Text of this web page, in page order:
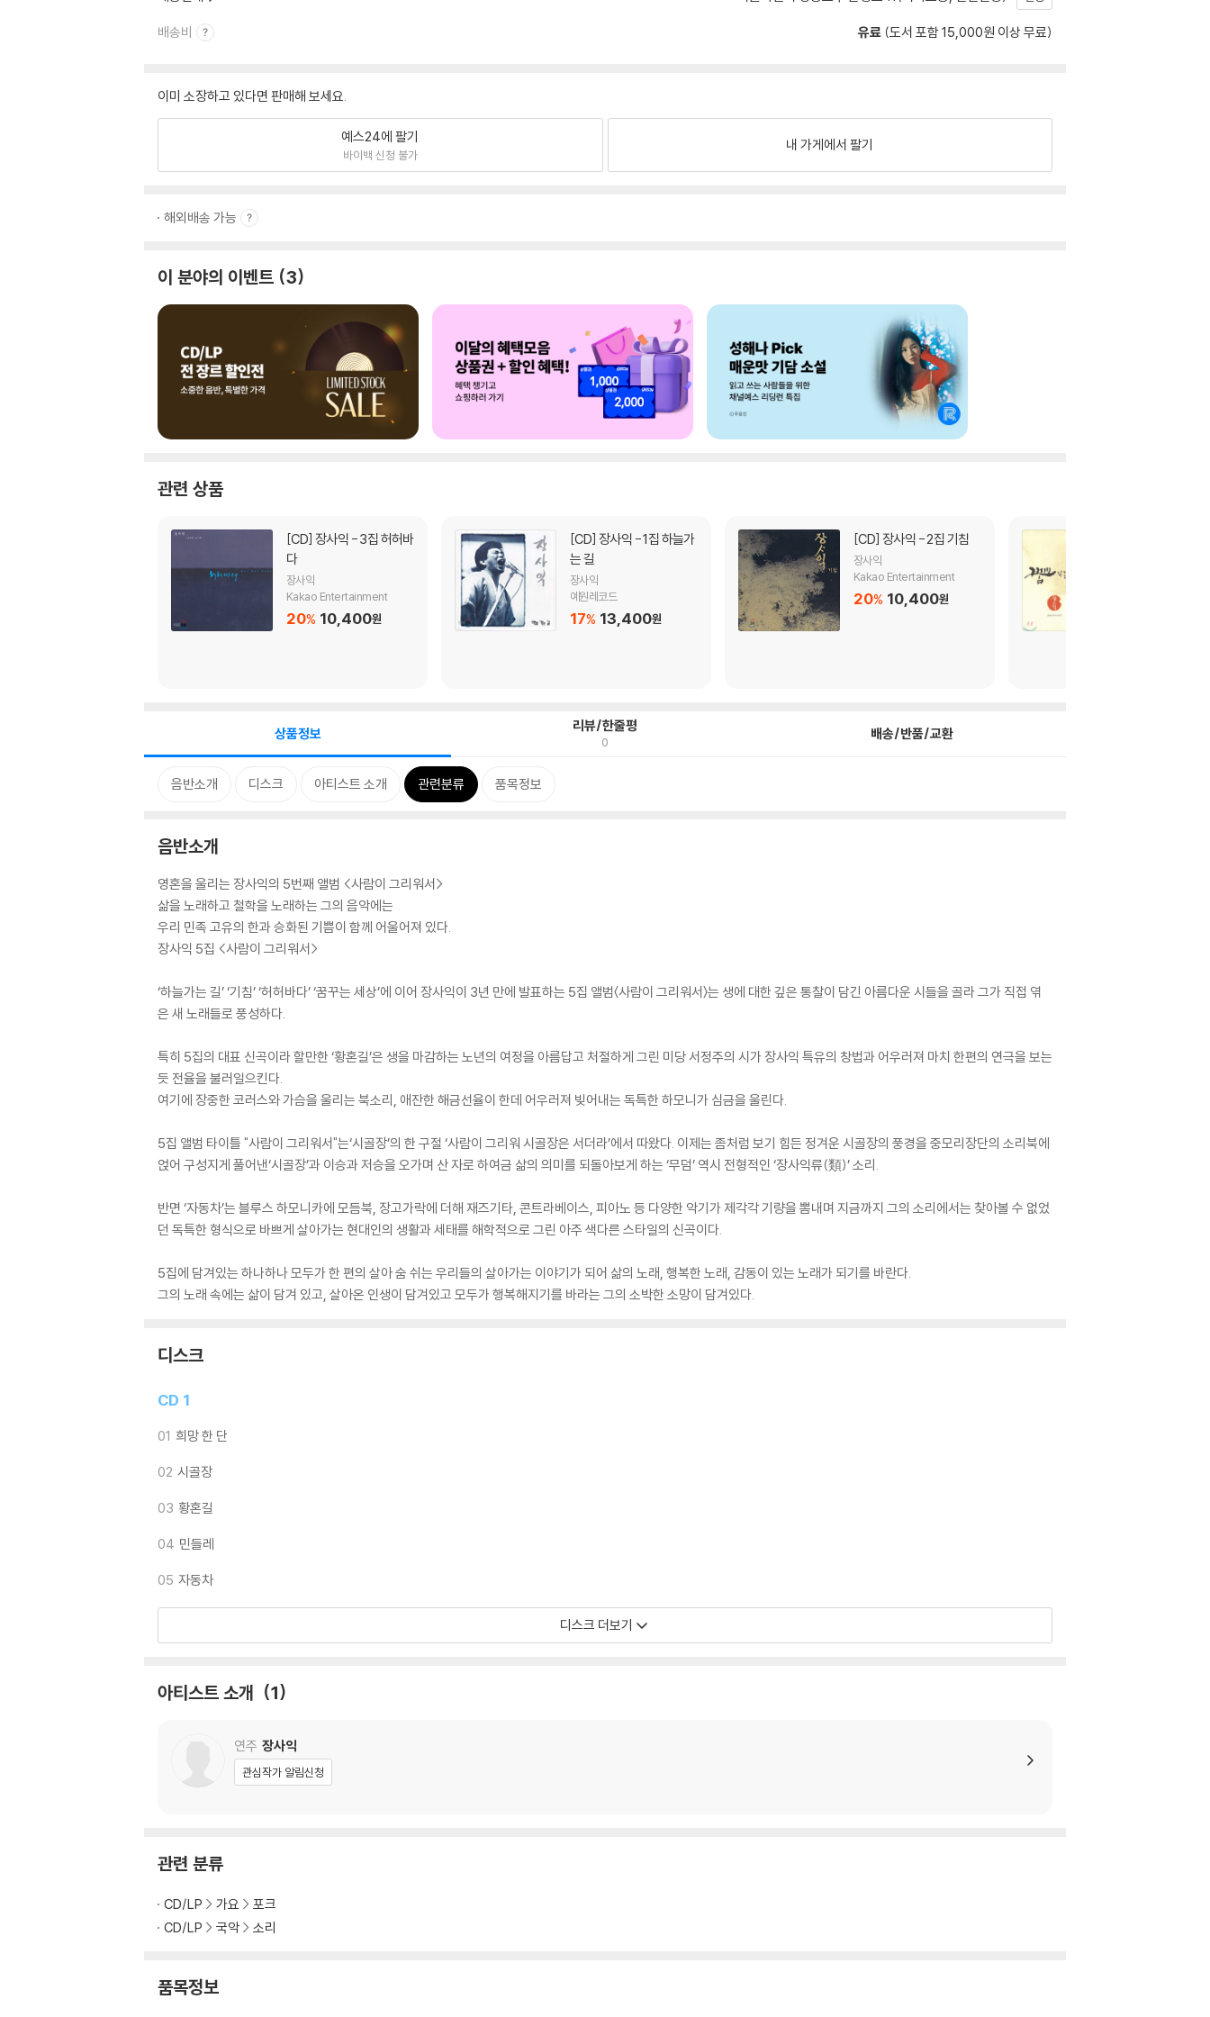
배송비 유료 (도서 포함 15,000원 이상 무료)
이미 소장하고 있다면 판매해 보세요.
예스24에 팔기
바이백 신청 불가
내 가게에서 팔기
해외배송 가능
이 분야의 이벤트 3
관련 상품
[CD]
다
장사익
Kakao Entertainment
20% 10,400원
[CD]
는 길
장사익
예원레코드
17% 13,400원
[CD] 장사익 - 2집 기침
장사익
Kakao Entertainment
20% 10,400원
상품정보 리뷰/한줄평
0 배송/반품/교환
음반소개 디스크 아티스트 소개 관련분류 품목정보
음반소개
영혼을 울리는 장사익의 5번째 앨범 <사람이 그리워서>
삶을 노래하고 철학을 노래하는 그의 음악에는
우리 민족 고유의 한과 승화된 기쁨이 함께 어울어져 있다.
장사익 5집 <사람이 그리워서>
‘하늘가는 길’ ‘기침’ ‘허허바다’ ‘꿈꾸는 세상’에 이어 장사익이 3년 만에 발표하는 5집 앨범〈사람이 그리워서〉는 생에 대한 깊은 통찰이 담긴 아름다운 시들을 골라 그가 직접 엮
은 새 노래들로 풍성하다.
특히 5집의 대표 신곡이라 할만한 ‘황혼길’은 생을 마감하는 노년의 여정을 아름답고 처절하게 그린 미당 서정주의 시가 장사익 특유의 창법과 어우러져 마치 한편의 연극을 보는
듯 전율을 불러일으킨다.
여기에 장중한 코러스와 가슴을 울리는 북소리, 애잔한 해금선율이 한데 어우러져 빚어내는 독특한 하모니가 심금을 울린다.
5집 앨범 타이틀 "사람이 그리워서"는‘시골장’의 한 구절 ‘사람이 그리워 시골장은 서더라’에서 따왔다. 이제는 좀처럼 보기 힘든 정겨운 시골장의 풍경을 중모리장단의 소리북에
얹어 구성지게 풀어낸‘시골장’과 이승과 저승을 오가며 산 자로 하여금 삶의 의미를 되돌아보게 하는 ‘무덤’ 역시 전형적인 ‘장사익류(類)’ 소리.
반면 ‘자동차’는 블루스 하모니카에 모듬북, 장고가락에 더해 재즈기타, 콘트라베이스, 피아노 등 다양한 악기가 제각각 기량을 뽐내며 지금까지 그의 소리에서는 찾아볼 수 없었
던 독특한 형식으로 바쁘게 살아가는 현대인의 생활과 세태를 해학적으로 그린 아주 색다른 스타일의 신곡이다.
5집에 담겨있는 하나하나 모두가 한 편의 살아 숨 쉬는 우리들의 살아가는 이야기가 되어 삶의 노래, 행복한 노래, 감동이 있는 노래가 되기를 바란다.
그의 노래 속에는 삶이 담겨 있고, 살아온 인생이 담겨있고 모두가 행복해지기를 바라는 그의 소박한 소망이 담겨있다.
디스크
CD 1
01 희망 한 단
02 시골장
03 황혼길
04 민들레
05 자동차
디스크 더보기
아티스트 소개 1
연주 장사익
관심작가 알림신청
관련 분류
CD/LP 가요
포크
CD/LP
국악 소리
품목정보